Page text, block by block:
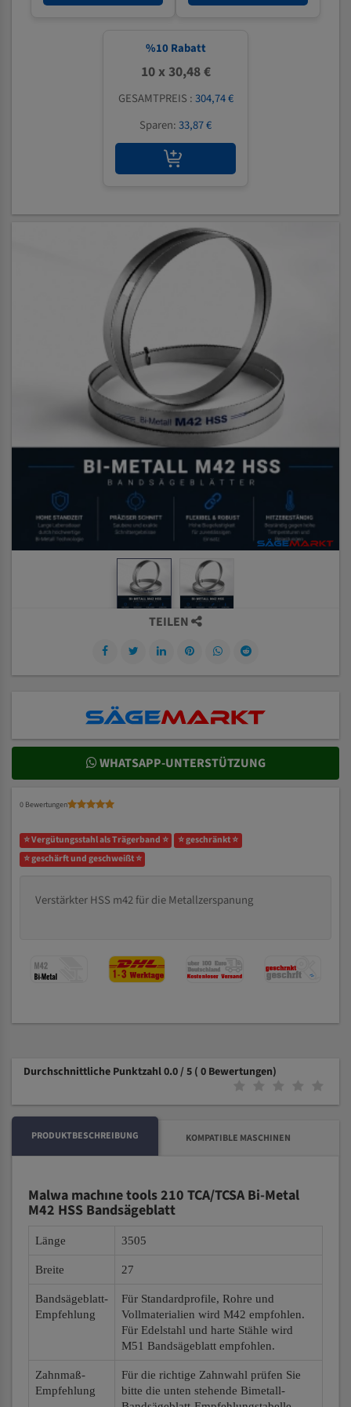
%10 Rabatt
10 x 30,48 €
GESAMTPREIS :304,74 €
Sparen:33,87 €
TEILEN
WHATSAPP-UNTERSTÜTZUNG
0 Bewertungen
⭐ Vergütungsstahl als Trägerband ⭐
⭐ geschränkt ⭐
⭐ geschärft und geschweißt ⭐
Verstärkter HSS m42 für die Metallzerspanung
Durchschnittliche Punktzahl 0.0 / 5 ( 0 Bewertungen)
PRODUKTBESCHREIBUNG KOMPATIBLE MASCHINEN
Malwa machıne tools 210 TCA/TCSA Bi-Metal
M42 HSS Bandsägeblatt
Länge 3505
Breite 27
Bandsägeblatt-
Empfehlung
Für Standardprofile, Rohre und
Vollmaterialien wird M42 empfohlen.
Für Edelstahl und harte Stähle wird
M51 Bandsägeblatt empfohlen.
Zahnmaß-
Empfehlung
Für die richtige Zahnwahl prüfen Sie
bitte die unten stehende Bimetall-